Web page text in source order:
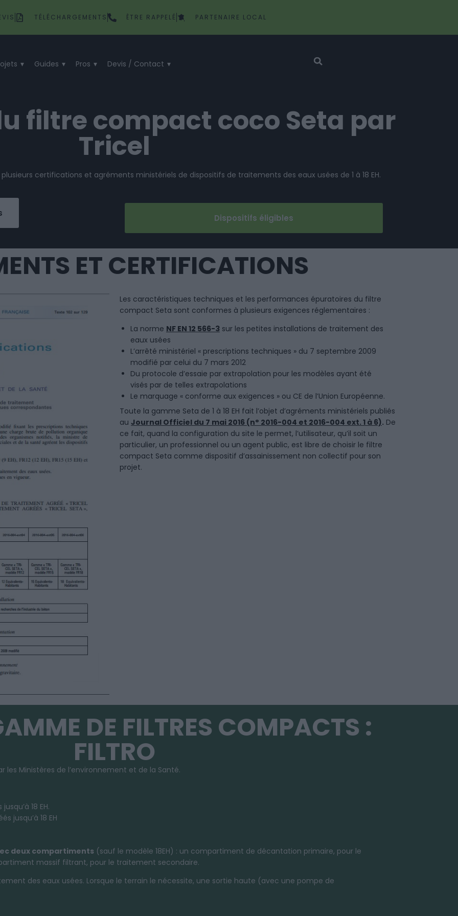
TÉLÉCHARGEMENTS ÊTRE RAPPELÉ PARTENAIRE LOCAL
Guides Pros Devis / Contact
filtre compact coco Seta par
Tricel
certifications et agréments ministériels de dispositifs de traitements des eaux usées de 1 à 18 EH.
Dispositifs éligibles
ET CERTIFICATIONS
Les caractéristiques techniques et les performances épuratoires du filtre
compact Seta sont conformes à plusieurs exigences réglementaires :
La norme NF EN 12 566-3 sur les petites installations de traitement des
eaux usées
L’arrêté ministériel « prescriptions techniques » du 7 septembre 2009
modifié par celui du 7 mars 2012
Du protocole d’essaie par extrapolation pour les modèles ayant été
visés par de telles extrapolations
Le marquage « conforme aux exigences » ou CE de l’Union Européenne.
Toute la gamme Seta de 1 à 18 EH fait l’objet d’agréments ministériels publiés
au Journal Officiel du 7 mai 2016 (n° 2016-004 et 2016-004 ext. 1 à 6). De
ce fait, quand la configuration du site le permet, l’utilisateur, qu’il soit un
particulier, un professionnel ou un agent public, est libre de choisir le filtre
compact Seta comme dispositif d’assainissement non collectif pour son
projet.
DE FILTRES COMPACTS :
FILTRO
les Ministères de l’environnement et de la Santé.
18 EH.
jusqu’à 18 EH
deux compartiments (sauf le modèle 18EH) : un compartiment de décantation primaire, pour le
massif filtrant, pour le traitement secondaire.
des eaux usées. Lorsque le terrain le nécessite, une sortie haute (avec une pompe de